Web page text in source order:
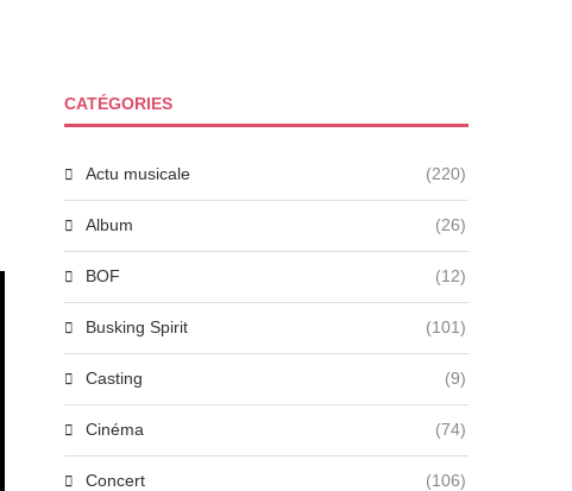
CATÉGORIES
Actu musicale (220)
Album (26)
BOF (12)
Busking Spirit (101)
Casting (9)
Cinéma (74)
Concert (106)